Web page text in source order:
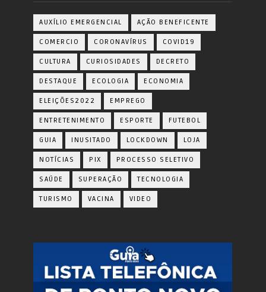
AUXÍLIO EMERGENCIAL AÇÃO BENEFICENTE
COMERCIO CORONAVÍRUS COVID19
CULTURA CURIOSIDADES DECRETO
DESTAQUE ECOLOGIA ECONOMIA
ELEIÇÕES2022 EMPREGO
ENTRETENIMENTO ESPORTE FUTEBOL
GUIA INUSITADO LOCKDOWN LOJA
NOTÍCIAS PIX PROCESSO SELETIVO
SAÚDE SUPERAÇÃO TECNOLOGIA
TURISMO VACINA VIDEO